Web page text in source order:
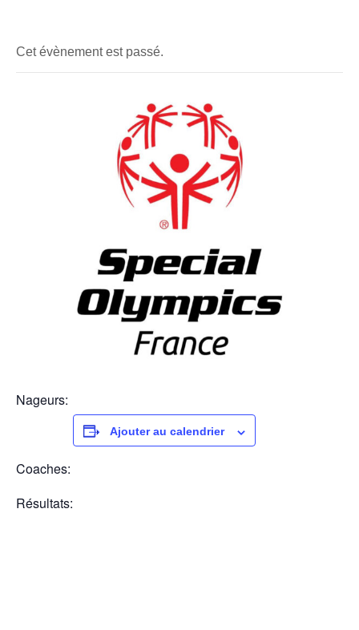
Cet évènement est passé.
Nageurs:
Coaches:
Résultats:
Ajouter au calendrier